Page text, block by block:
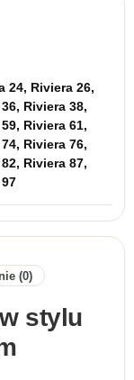
24, Riviera 26,
Riviera 38,
Riviera 61,
Riviera 76,
Riviera 87,
(0)
stylu